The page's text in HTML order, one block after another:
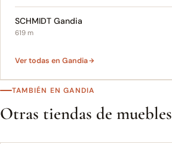
SCHMIDT Gandia
619 m
Ver todas en Gandia
TAMBIÉN EN GANDIA
Otras tiendas de muebles